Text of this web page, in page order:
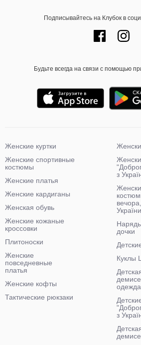
Подписывайтесь на Клубок в
Будьте всегда на связи с помощью
Женские куртки
Женские спортивные
костюмы
Женские платья
Женские кардиганы
Женская обувь
Женские кожаные
кроссовки
Плитоноски
Женские
повседневные
платья
Женские кофты
Тактические рюкзаки
з
дочки
Куклы
одежда
з